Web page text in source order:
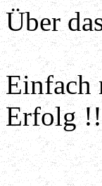
Über
Einfach
Erfolg !!